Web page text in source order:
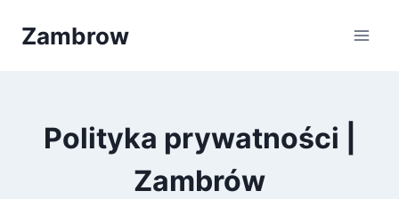
Zambrow
Polityka prywatności |
Zambrów